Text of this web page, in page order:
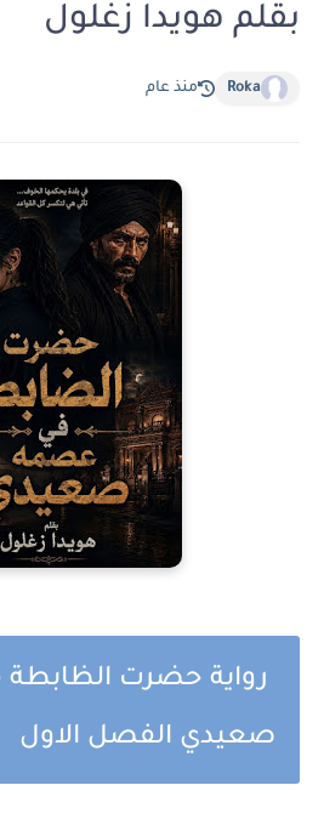
بقلم هويدا زغلول
Roka منذ عام
رواية حضرت
صعيدي الفصل الاول